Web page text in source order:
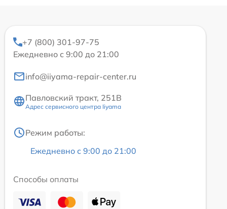
+7 (800) 301-97-75
Ежедневно с 9:00 до 21:00
info@iiyama-repair-center.ru
Павловский тракт, 251В
Адрес сервисного центра Iiyama
Режим работы:
Ежедневно с 9:00 до 21:00
Способы оплаты